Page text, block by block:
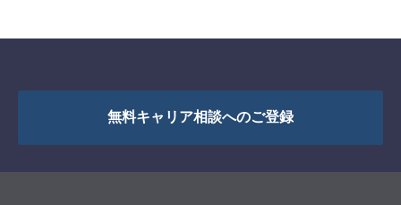
無料キャリア相談へのご登録